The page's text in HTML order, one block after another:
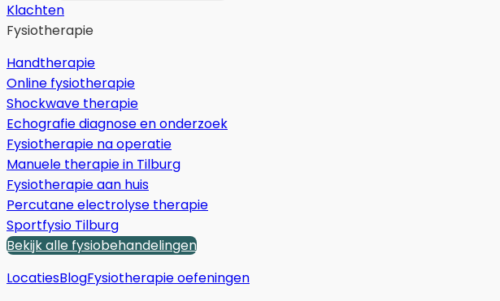
Klachten
Fysiotherapie
Handtherapie
Online fysiotherapie
Shockwave therapie
Echografie diagnose en onderzoek
Fysiotherapie na operatie
Manuele therapie in Tilburg
Fysiotherapie aan huis
Percutane electrolyse therapie
Sportfysio Tilburg
Bekijk alle fysiobehandelingen
LocatiesBlogFysiotherapie oefeningen